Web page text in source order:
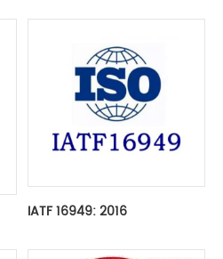
IATF 16949: 2016